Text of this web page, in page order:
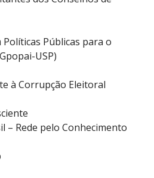
Públicas para o
USP)
à Corrupção Eleitoral
– Rede pelo Conhecimento